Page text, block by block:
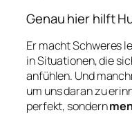
Genau hier hilft
Er macht Schweres
in Situationen, die
anfühlen. Und
um uns daran zu
perfekt, sondern